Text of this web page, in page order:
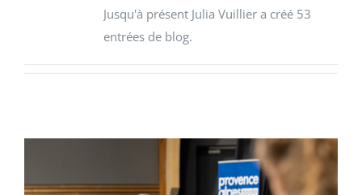
Jusqu'à présent Julia Vuillier a créé 53
entrées de blog.